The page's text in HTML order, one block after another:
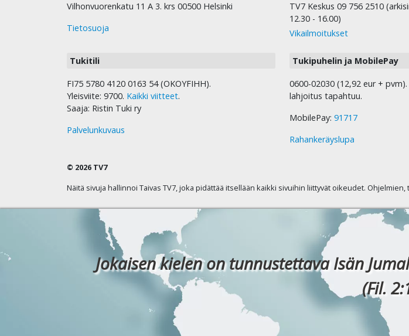
Vilhonvuorenkatu 11 A 3. krs 00500 Helsinki
Tietosuoja
TV7 Keskus 09 756 2510
12.30 - 16.00)
Vikailmoitukset
Tukitili
FI75 5780 4120 0163 54 (OKOYFIHH).
Yleisviite: 9700. Kaikki viitteet.
Saaja: Ristin Tuki ry
Palvelunkuvaus
Tukipuhelin ja MobilePay
0600-02030 (12,92 eur +
lahjoitus tapahtuu.
MobilePay: 91717
Rahankeräyslupa
© 2026 TV7
Näitä sivuja hallinnoi Taivas TV7, joka pidättää itsellään kaikki sivuihin liittyvät oikeudet.
Jokaisen kielen on tunnustettava Isän
(Fil.